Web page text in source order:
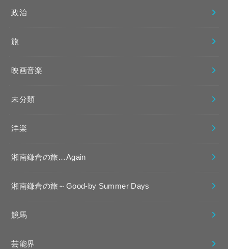
政治
旅
映画音楽
未分類
洋楽
湘南鎌倉の旅…Again
湘南鎌倉の旅～Good-by Summer Days
競馬
芸能界